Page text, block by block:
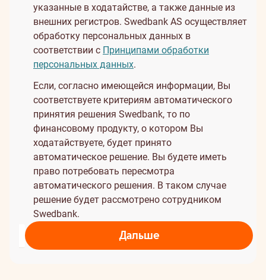
указанные в ходатайстве, а также данные из
внешних регистров. Swedbank AS осуществляет
обработку персональных данных в
соответствии с Принципами обработки
персональных данных.
Если, согласно имеющейся информации, Вы
соответствуете критериям автоматического
принятия решения Swedbank, то по
финансовому продукту, о котором Вы
ходатайствуете, будет принято
автоматическое решение. Вы будете иметь
право потребовать пересмотра
автоматического решения. В таком случае
решение будет рассмотрено сотрудником
Swedbank.
Дальше